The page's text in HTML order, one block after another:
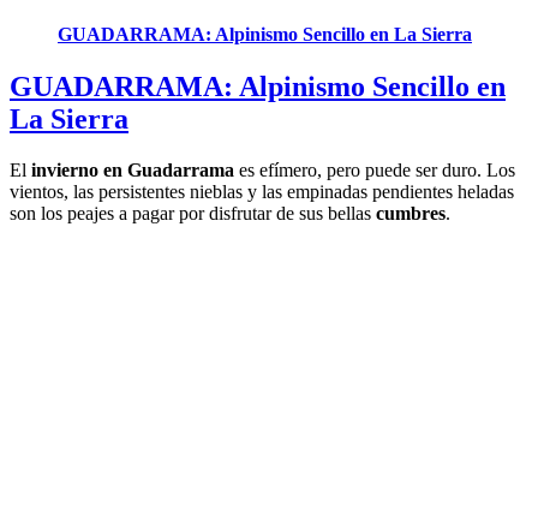
GUADARRAMA: Alpinismo Sencillo en La Sierra
GUADARRAMA: Alpinismo Sencillo en
La Sierra
El invierno en Guadarrama es efímero, pero puede ser duro. Los
vientos, las persistentes nieblas y las empinadas pendientes heladas
son los peajes a pagar por disfrutar de sus bellas cumbres.